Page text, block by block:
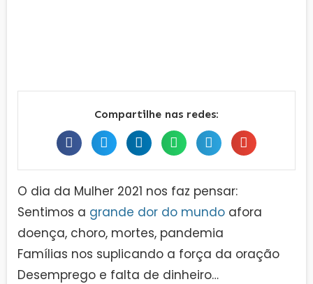
Compartilhe nas redes:
O dia da Mulher 2021 nos faz pensar:
Sentimos a grande dor do mundo afora
doença, choro, mortes, pandemia
Famílias nos suplicando a força da oração
Desemprego e falta de dinheiro…